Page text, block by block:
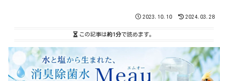
2023.10.10 2024.03.28
この記事は約1分で読めます。